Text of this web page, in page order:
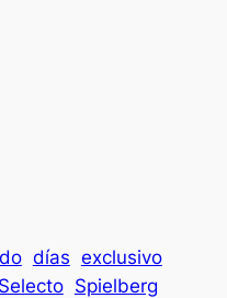
días exclusivo
Selecto Spielberg